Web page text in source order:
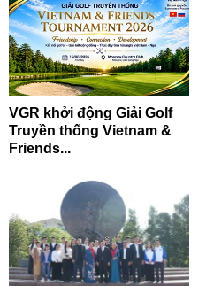
VGR khởi động Giải Golf
Truyền thống Vietnam &
Friends...